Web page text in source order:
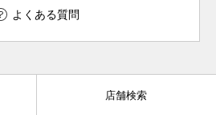
よくある質問
店舗検索